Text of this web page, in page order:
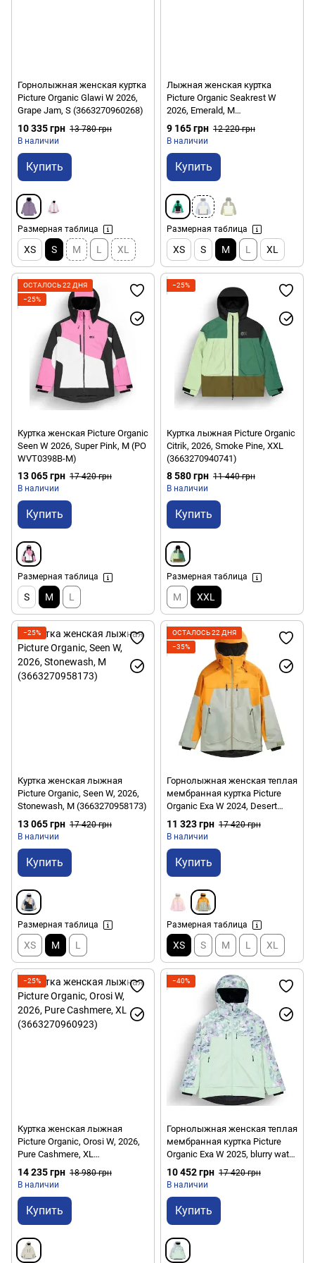
Горнолыжная женская куртка
Picture Organic Glawi W 2026,
Grape Jam, S (3663270960268)
10 335 грн 13 780 грн
В наличии
Купить
Размерная таблица
XS S M L XL
Лыжная женская куртка
Picture Organic Seakrest W
2026, Emerald, M
(3663270958388)
9 165 грн 12 220 грн
В наличии
Купить
Размерная таблица
XS S M L XL
ОСТАЛОСЬ 22 ДНЯ
−25%
Куртка женская Picture Organic
Seen W 2026, Super Pink, M (PO
WVT0398B-M)
13 065 грн 17 420 грн
В наличии
Купить
Размерная таблица
S M L
−25%
Куртка лыжная Picture Organic
Citrik, 2026, Smoke Pine, XXL
(3663270940741)
8 580 грн 11 440 грн
В наличии
Купить
Размерная таблица
M XXL
−25%
Куртка женская лыжная
Picture Organic, Seen W, 2026,
Stonewash, M (3663270958173)
13 065 грн 17 420 грн
В наличии
Купить
Размерная таблица
XS M L
ОСТАЛОСЬ 22 ДНЯ
−35%
Горнолыжная женская теплая
мембранная куртка Picture
Organic Exa W 2024, Desert
Sage, XS (PO WVT315D-DS-XS)
11 323 грн 17 420 грн
В наличии
Купить
Размерная таблица
XS S M L XL
−25%
Куртка женская лыжная
Picture Organic, Orosi W, 2026,
Pure Cashmere, XL
(3663270960923)
14 235 грн 18 980 грн
В наличии
Купить
−40%
Горнолыжная женская теплая
мембранная куртка Picture
Organic Exa W 2025, blurry water
print, S (3663270864320)
10 452 грн 17 420 грн
В наличии
Купить